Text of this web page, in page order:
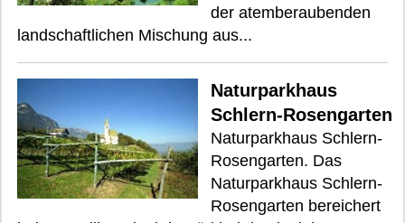
der atemberaubenden
landschaftlichen Mischung aus...
Naturparkhaus
Schlern-Rosengarten
Naturparkhaus Schlern-
Rosengarten. Das
Naturparkhaus Schlern-
Rosengarten bereichert